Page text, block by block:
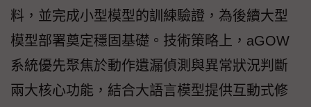
料，並完成小型模型的訓練驗證，為後續大型
模型部署奠定穩固基礎。技術策略上，aGOW
系統優先聚焦於動作遺漏偵測與異常狀況判斷
兩大核心功能，結合大語言模型提供互動式修